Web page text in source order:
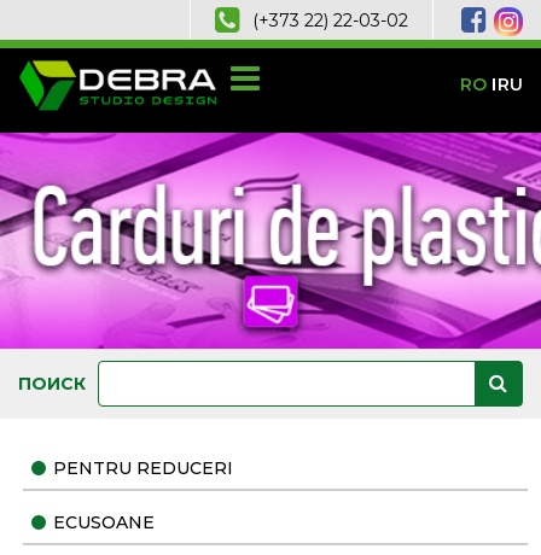
(+373 22) 22-03-02
RO RU
ПОИСК
PENTRU REDUCERI
ECUSOANE